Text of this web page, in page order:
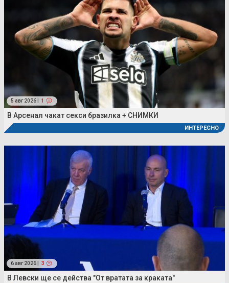
5 авг 2026 | 1
В Арсенал чакат секси бразилка + СНИМКИ
ИНТЕРЕСНО
6 авг 2026 | 3
В Левски ще се действа "От вратата за краката"